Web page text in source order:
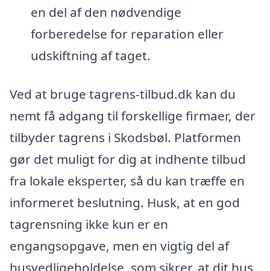
en del af den nødvendige
forberedelse for reparation eller
udskiftning af taget.
Ved at bruge tagrens-tilbud.dk kan du
nemt få adgang til forskellige firmaer, der
tilbyder tagrens i Skodsbøl. Platformen
gør det muligt for dig at indhente tilbud
fra lokale eksperter, så du kan træffe en
informeret beslutning. Husk, at en god
tagrensning ikke kun er en
engangsopgave, men en vigtig del af
husvedligeholdelse, som sikrer, at dit hus